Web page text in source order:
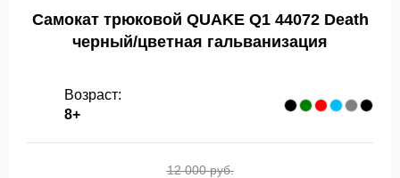
Самокат трюковой QUAKE Q1 44072 Death
черный/цветная гальванизация
Возраст:
8+
12 000 руб.